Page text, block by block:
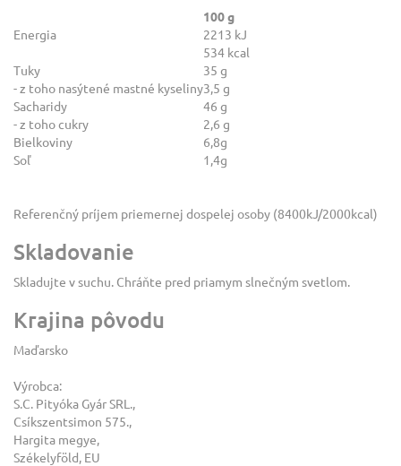
100 g
Energia
2213 kJ
534 kcal
Tuky
35 g
- z toho nasýtené mastné kyseliny3,5 g
Sacharidy
46 g
- z toho cukry
2,6 g
Bielkoviny
6,8g
Soľ
1,4g
Referenčný príjem priemernej dospelej osoby (8400kJ/2000kcal)
Skladovanie
Skladujte v suchu. Chráňte pred priamym slnečným svetlom.
Krajina pôvodu
Maďarsko
Výrobca:
S.C. Pityóka Gyár SRL.,
Csíkszentsimon 575.,
Hargita megye,
Székelyföld, EU